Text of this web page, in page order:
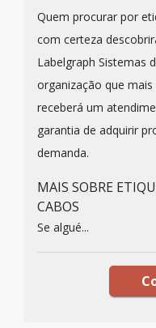
Quem procurar por
com certeza
Labelgraph Sistemas
organização que
receberá um
garantia de adquirir
demanda.
MAIS SOBRE
CABOS
Se algué...